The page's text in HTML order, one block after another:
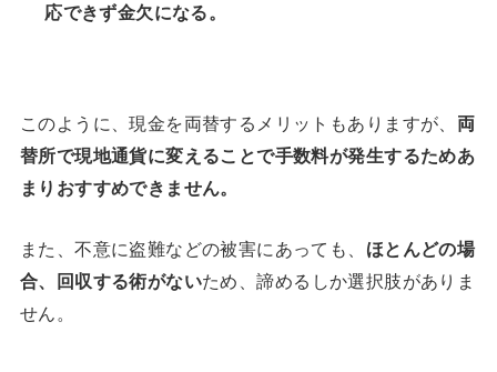
応できず金欠になる。
このように、現金を両替するメリットもありますが、 両
替所で現地通貨に変えることで手数料が発生するためあ
まりおすすめできません。
また、不意に盗難などの被害にあっても、 ほとんどの場
合、回収する術がないため、諦めるしか選択肢がありま
せん。